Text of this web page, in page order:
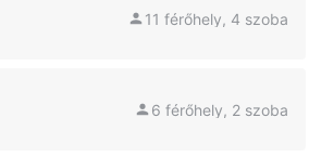
11 férőhely, 4 szoba
6 férőhely, 2 szoba